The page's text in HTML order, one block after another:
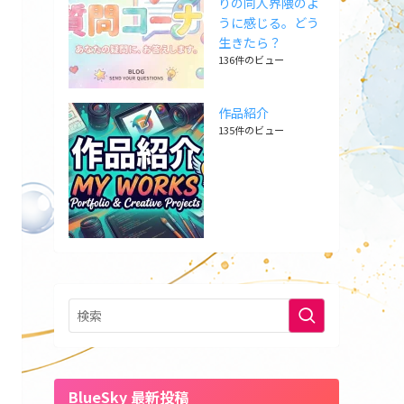
うに感じる。どう
生きたら？
136件のビュー
作品紹介
135件のビュー
BlueSky 最新投稿